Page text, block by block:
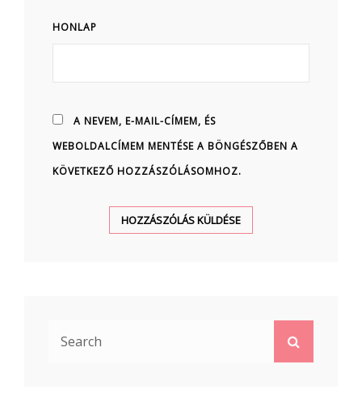
HONLAP
A NEVEM, E-MAIL-CÍMEM, ÉS
WEBOLDALCÍMEM MENTÉSE A BÖNGÉSZŐBEN A
KÖVETKEZŐ HOZZÁSZÓLÁSOMHOZ.